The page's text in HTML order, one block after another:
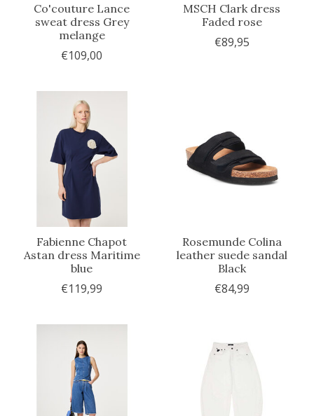
Co'couture Lance
sweat dress Grey
melange
€109,00
MSCH Clark dress
Faded rose
€89,95
Fabienne Chapot
Astan dress Maritime
blue
€119,99
Rosemunde Colina
leather suede sandal
Black
€84,99